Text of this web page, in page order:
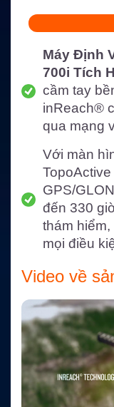
Máy Định
700i Tích
cầm tay
inReach®
qua mạng
Với màn
GPS/
đến 330
thám
mọi điều
Video về